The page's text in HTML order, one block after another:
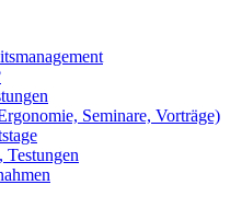
Seminare, Vorträge)
Testungen